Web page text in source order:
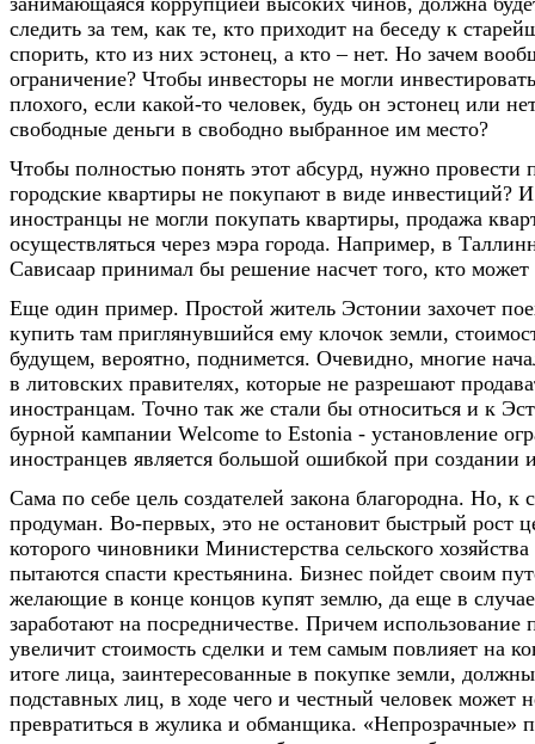
следить за тем, как те, кто приходит на беседу к
спорить, кто из них эстонец, а кто – нет. Но зачем
ограничение? Чтобы инвесторы не могли
плохого, если какой-то человек, будь он эстонец или
свободные деньги в свободно выбранное им место?
Чтобы полностью понять этот абсурд, нужно провести
городские квартиры не покупают в виде инвестиций?
иностранцы не могли покупать квартиры, продажа
осуществляться через мэра города. Например, в
Сависаар принимал бы решение насчет того, кто
Еще один пример. Простой житель Эстонии захочет
купить там приглянувшийся ему клочок земли,
будущем, вероятно, поднимется. Очевидно, многие
в литовских правителях, которые не разрешают
иностранцам. Точно так же стали бы относиться и к
бурной кампании Welcome to Estonia - установление
иностранцев является большой ошибкой при создании
Сама по себе цель создателей закона благородна. Но,
продуман. Во-первых, это не остановит быстрый рост
которого чиновники Министерства сельского
пытаются спасти крестьянина. Бизнес пойдет своим
желающие в конце концов купят землю, да еще в
заработают на посредничестве. Причем использование
увеличит стоимость сделки и тем самым повлияет на
итоге лица, заинтересованные в покупке земли, должны
подставных лиц, в ходе чего и честный человек может
превратиться в жулика и обманщика. «Непрозрачные»